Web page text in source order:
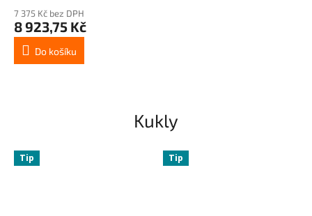
produktu
je
3,6
7 375 Kč bez DPH
8 923,75 Kč
Do košíku
Kukly
Tip Tip